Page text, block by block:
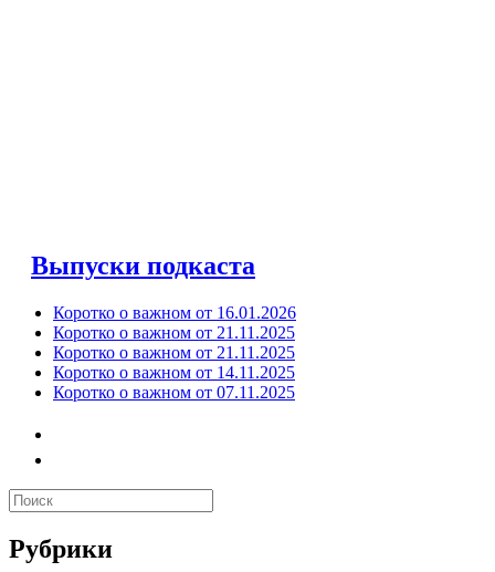
Выпуски подкаста
Коротко о важном от 16.01.2026
Коротко о важном от 21.11.2025
Коротко о важном от 21.11.2025
Коротко о важном от 14.11.2025
Коротко о важном от 07.11.2025
Рубрики